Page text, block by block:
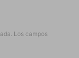
Los campos